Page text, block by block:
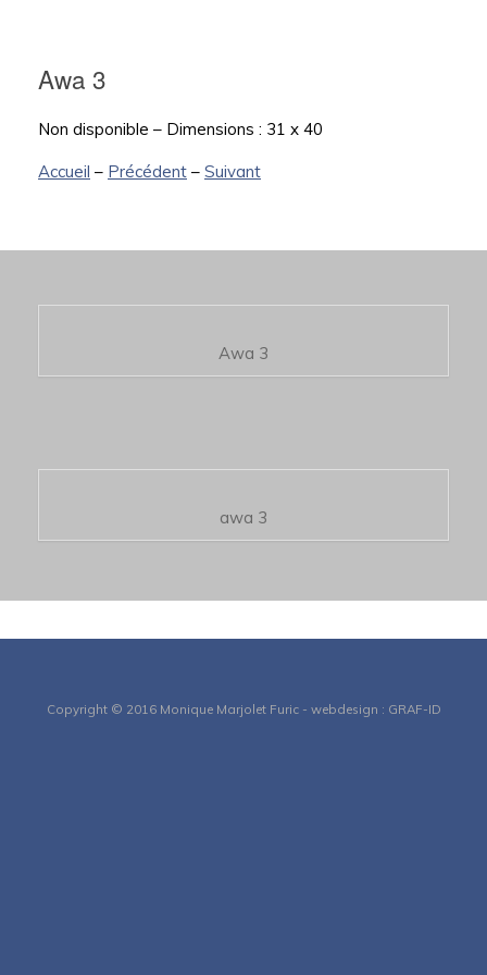
Awa 3
Non disponible – Dimensions : 31 x 40
Accueil – Précédent – Suivant
Awa 3
awa 3
Copyright © 2016 Monique Marjolet Furic - webdesign : GRAF-ID